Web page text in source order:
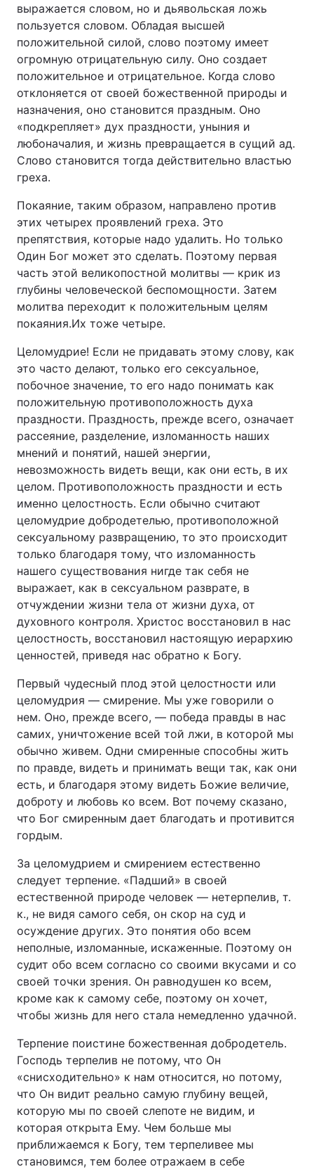
выражается словом, но и дьявольская ложь
пользуется словом. Обладая высшей
положительной силой, слово поэтому имеет
огромную отрицательную силу. Оно создает
положительное и отрицательное. Когда слово
отклоняется от своей божественной природы и
назначения, оно становится праздным. Оно
«подкрепляет» дух праздности, уныния и
любоначалия, и жизнь превращается в сущий ад.
Слово становится тогда действительно властью
греха.
Покаяние, таким образом, направлено против
этих четырех проявлений греха. Это
препятствия, которые надо удалить. Но только
Один Бог может это сделать. Поэтому первая
часть этой великопостной молитвы — крик из
глубины человеческой беспомощности. Затем
молитва переходит к положительным целям
покаяния.Их тоже четыре.
Целомудрие! Если не придавать этому слову, как
это часто делают, только его сексуальное,
побочное значение, то его надо понимать как
положительную противоположность духа
праздности. Праздность, прежде всего, означает
рассеяние, разделение, изломанность наших
мнений и понятий, нашей энергии,
невозможность видеть вещи, как они есть, в их
целом. Противоположность праздности и есть
именно целостность. Если обычно считают
целомудрие добродетелью, противоположной
сексуальному развращению, то это происходит
только благодаря тому, что изломанность
нашего существования нигде так себя не
выражает, как в сексуальном разврате, в
отчуждении жизни тела от жизни духа, от
духовного контроля. Христос восстановил в нас
целостность, восстановил настоящую иерархию
ценностей, приведя нас обратно к Богу.
Первый чудесный плод этой целостности или
целомудрия — смирение. Мы уже говорили о
нем. Оно, прежде всего, — победа правды в нас
самих, уничтожение всей той лжи, в которой мы
обычно живем. Одни смиренные способны жить
по правде, видеть и принимать вещи так, как они
есть, и благодаря этому видеть Божие величие,
доброту и любовь ко всем. Вот почему сказано,
что Бог смиренным дает благодать и противится
гордым.
За целомудрием и смирением естественно
следует терпение. «Падший» в своей
естественной природе человек — нетерпелив, т.
к., не видя самого себя, он скор на суд и
осуждение других. Это понятия обо всем
неполные, изломанные, искаженные. Поэтому он
судит обо всем согласно со своими вкусами и со
своей точки зрения. Он равнодушен ко всем,
кроме как к самому себе, поэтому он хочет,
чтобы жизнь для него стала немедленно удачной.
Терпение поистине божественная добродетель.
Господь терпелив не потому, что Он
«снисходительно» к нам относится, но потому,
что Он видит реально самую глубину вещей,
которую мы по своей слепоте не видим, и
которая открыта Ему. Чем больше мы
приближаемся к Богу, тем терпеливее мы
становимся, тем более отражаем в себе